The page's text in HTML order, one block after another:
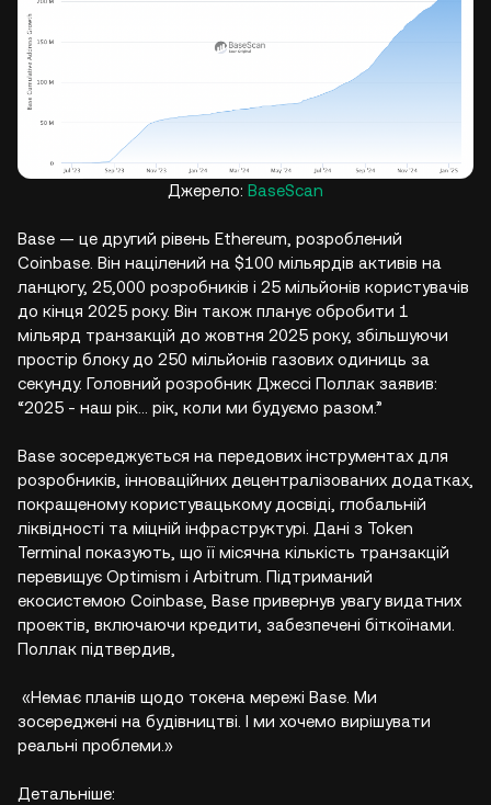
Джерело: BaseScan
Base — це другий рівень Ethereum, розроблений
Coinbase. Він націлений на $100 мільярдів активів на
ланцюгу, 25,000 розробників і 25 мільйонів користувачів
до кінця 2025 року. Він також планує обробити 1
мільярд транзакцій до жовтня 2025 року, збільшуючи
простір блоку до 250 мільйонів газових одиниць за
секунду. Головний розробник Джессі Поллак заявив:
“2025 - наш рік… рік, коли ми будуємо разом.”
Base зосереджується на передових інструментах для
розробників, інноваційних децентралізованих додатках,
покращеному користувацькому досвіді, глобальній
ліквідності та міцній інфраструктурі. Дані з Token
Terminal показують, що її місячна кількість транзакцій
перевищує Optimism і Arbitrum. Підтриманий
екосистемою Coinbase, Base привернув увагу видатних
проектів, включаючи кредити, забезпечені біткоїнами.
Поллак підтвердив,
«Немає планів щодо токена мережі Base. Ми
зосереджені на будівництві. І ми хочемо вирішувати
реальні проблеми.»
Детальніше: